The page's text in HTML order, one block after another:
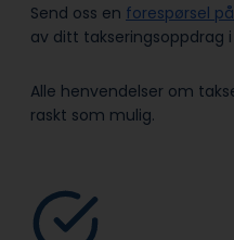
Send oss en forespørsel
av ditt takseringsoppdrag i
Alle henvendelser om
raskt som mulig.